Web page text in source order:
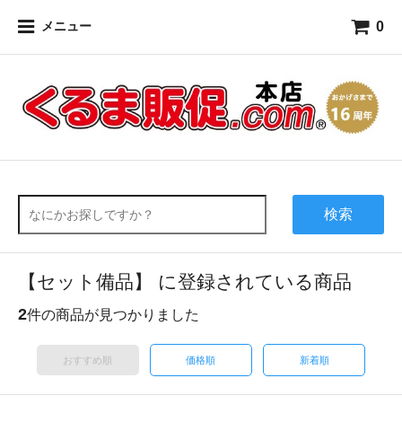
メニュー 0
検索
【セット備品】 に登録されている商品
2件の商品が見つかりました
おすすめ順 価格順 新着順